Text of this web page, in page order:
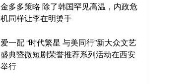
金多多策略 除了韩国罕见高温，内政危
机同样让李在明烫手
爱一配 “时代繁星 与美同行”新大众文艺
盛典暨微短剧荣誉推荐系列活动在西安
举行